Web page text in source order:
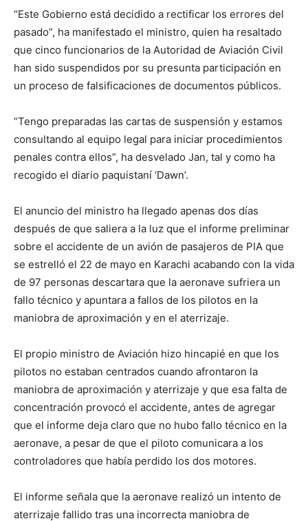
“Este Gobierno está decidido a rectificar los errores del
pasado”, ha manifestado el ministro, quien ha resaltado
que cinco funcionarios de la Autoridad de Aviación Civil
han sido suspendidos por su presunta participación en
un proceso de falsificaciones de documentos públicos.
“Tengo preparadas las cartas de suspensión y estamos
consultando al equipo legal para iniciar procedimientos
penales contra ellos”, ha desvelado Jan, tal y como ha
recogido el diario paquistaní ‘Dawn’.
El anuncio del ministro ha llegado apenas dos días
después de que saliera a la luz que el informe preliminar
sobre el accidente de un avión de pasajeros de PIA que
se estrelló el 22 de mayo en Karachi acabando con la vida
de 97 personas descartara que la aeronave sufriera un
fallo técnico y apuntara a fallos de los pilotos en la
maniobra de aproximación y en el aterrizaje.
El propio ministro de Aviación hizo hincapié en que los
pilotos no estaban centrados cuando afrontaron la
maniobra de aproximación y aterrizaje y que esa falta de
concentración provocó el accidente, antes de agregar
que el informe deja claro que no hubo fallo técnico en la
aeronave, a pesar de que el piloto comunicara a los
controladores que había perdido los dos motores.
El informe señala que la aeronave realizó un intento de
aterrizaje fallido tras una incorrecta maniobra de